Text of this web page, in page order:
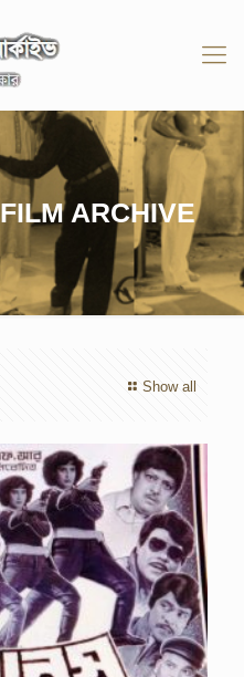
ARCHIVE
Show all